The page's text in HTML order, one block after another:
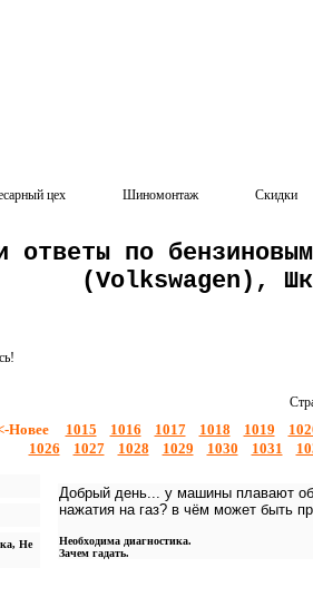
цех Шиномонтаж Скидки
ответы по
(Volkswagen),
Новее 1015 1016 1017 1018 1019
1026 1027 1028 1029 1030 1031
Не
Добрый день... у машины плавают
нажатия на газ? в чём может быть
Необходима диагностика.
Зачем гадать.